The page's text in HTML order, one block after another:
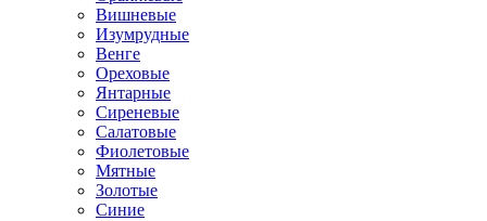
Вишневые
Изумрудные
Венге
Ореховые
Янтарные
Сиреневые
Салатовые
Фиолетовые
Мятные
Золотые
Синие